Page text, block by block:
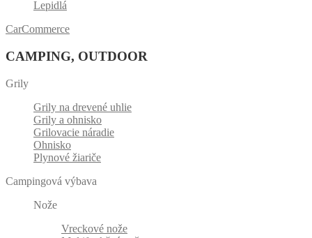
Lepidlá
CarCommerce
CAMPING, OUTDOOR
Grily
Grily na drevené uhlie
Grily a ohnisko
Grilovacie náradie
Ohnisko
Plynové žiariče
Campingová výbava
Nože
Vreckové nože